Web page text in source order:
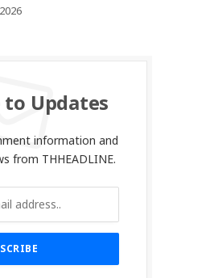
to Updates
information and
from THHEADLINE.